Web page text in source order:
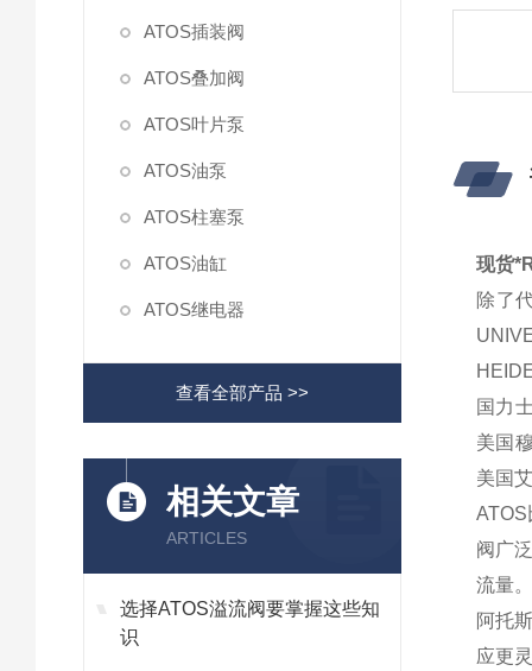
ATOS插装阀
ATOS叠加阀
ATOS叶片泵
ATOS油泵
ATOS柱塞泵
ATOS油缸
ATOS继电器
查看全部产品 >>
相关文章
ARTICLES
选择ATOS溢流阀要掌握这些知
识
现货
除了
国力
美国
美国
阀广
流量
阿托
应更